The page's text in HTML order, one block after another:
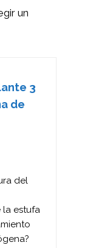
un
3
de
del
estufa